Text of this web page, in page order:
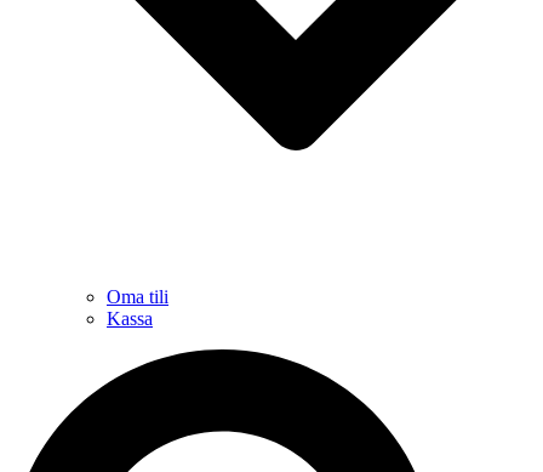
Oma tili
Kassa